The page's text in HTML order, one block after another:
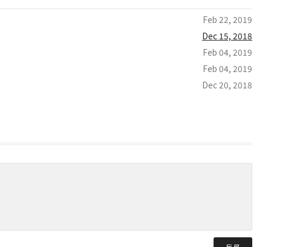
Feb 22, 2019
Dec 15, 2018
Feb 04, 2019
Feb 04, 2019
Dec 20, 2018